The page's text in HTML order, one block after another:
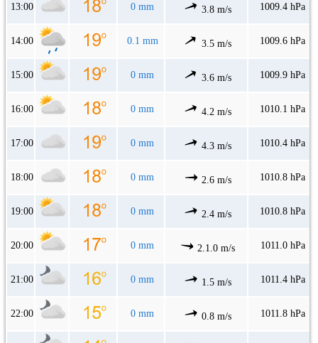
13:00 0 mm 3.8 m/s 1009.4 hPa
14:00 0.1 mm 3.5 m/s 1009.6 hPa
15:00 0 mm 3.6 m/s 1009.9 hPa
16:00 0 mm 4.2 m/s 1010.1 hPa
17:00 0 mm 4.3 m/s 1010.4 hPa
18:00 0 mm 2.6 m/s 1010.8 hPa
19:00 0 mm 2.4 m/s 1010.8 hPa
20:00 0 mm 2.1.0 m/s 1011.0 hPa
21:00 0 mm 1.5 m/s 1011.4 hPa
22:00 0 mm 0.8 m/s 1011.8 hPa